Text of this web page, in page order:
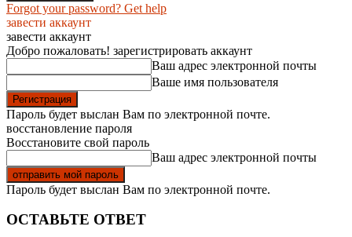
Forgot your password? Get help
завести аккаунт
завести аккаунт
Добро пожаловать! зарегистрировать аккаунт
Ваш адрес электронной почты
Ваше имя пользователя
Пароль будет выслан Вам по электронной почте.
восстановление пароля
Восстановите свой пароль
Ваш адрес электронной почты
Пароль будет выслан Вам по электронной почте.
ОСТАВЬТЕ ОТВЕТ